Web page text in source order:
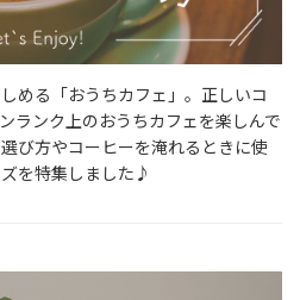
める「おうちカフェ」。正しいコ
ランク上のおうちカフェを楽しんで
び方やコーヒーを淹れるときに使
を特集しました♪